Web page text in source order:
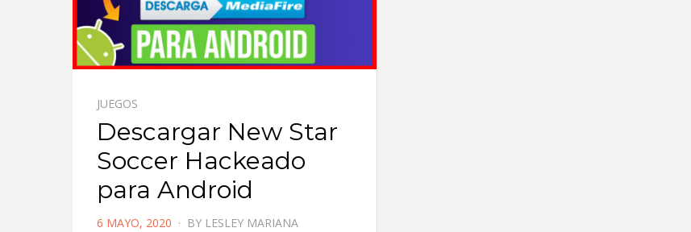
JUEGOS
Descargar New Star
Soccer Hackeado
para Android
POSTED
6 MAYO, 2020 BY LESLEY MARIANA